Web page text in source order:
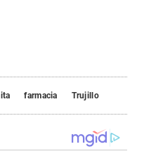
farmacia Trujillo